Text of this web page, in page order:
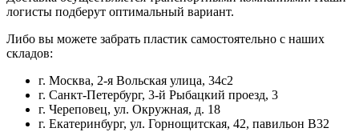
логисты подберут оптимальный вариант.
Либо вы можете забрать пластик самостоятельно с наших
складов:
г. Москва, 2-я Вольская улица, 34с2
г. Санкт-Петербург, 3-й Рыбацкий проезд, 3
г. Череповец, ул. Окружная, д. 18
г. Екатеринбург, ул. Горнощитская, 42, павильон В32